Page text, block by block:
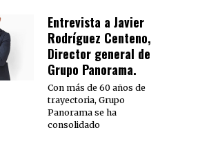
Entrevista a Javier
Rodríguez Centeno,
Director general de
Grupo Panorama.
Con más de 60 años de
trayectoria, Grupo
Panorama se ha
consolidado